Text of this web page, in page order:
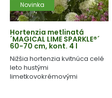
Novinka
Hortenzia metlinatá
´MAGICAL LIME SPARKLE®´
60-70 cm, kont. 4 l
Nižšia hortenzia kvitnúca celé
leto hustými
limetkovokrémovými